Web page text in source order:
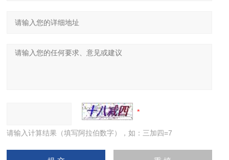
请输入计算结果（填写阿拉伯数字），如：三加四=7